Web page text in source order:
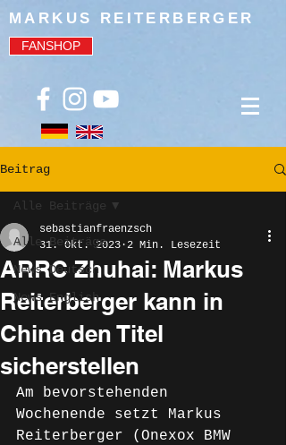
MARKUS REITERBERGER
FANSHOP
Beitrag
Alle Beiträge
News Deutsch
News English
Alle Beiträge
ARRC Zhuhai: Markus
Reiterberger kann in
China den Titel
sicherstellen
sebastianfraenzsch
31. Okt. 2023 2 Min. Lesezeit
Am bevorstehenden
Wochenende setzt Markus
Reiterberger (Onexox BMW